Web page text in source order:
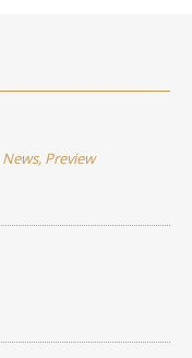
News, Preview